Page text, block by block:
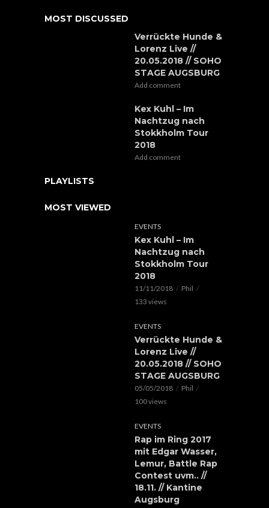
MOST DISCUSSED
Verrückte Hunde &
Lorenz Live //
20.05.2018 // SOHO
STAGE AUGSBURG
Add comment
Kex Kuhl – Im
Nachtzug nach
Stokkholm Tour
2018
Add comment
PLAYLISTS
MOST VIEWED
EVENTS
Kex Kuhl – Im
Nachtzug nach
Stokkholm Tour
2018
11/11/2018
Phil
133 views
EVENTS
Verrückte Hunde &
Lorenz Live //
20.05.2018 // SOHO
STAGE AUGSBURG
05/05/2018
Phil
100 views
EVENTS
Rap im Ring 2017
mit Edgar Wasser,
Lemur, Battle Rap
Contest uvm.. //
18.11. // Kantine
Augsburg